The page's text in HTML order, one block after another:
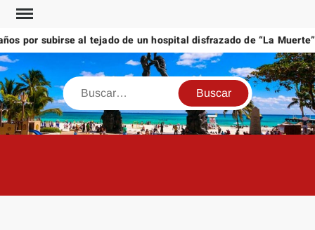
Saltar
contenido
subirse al tejado de un hospital disfrazado de “La Muerte” en
Buscar